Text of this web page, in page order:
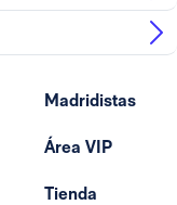
Madridistas
Área VIP
Tienda